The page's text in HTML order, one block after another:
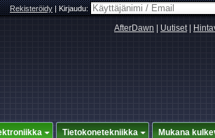
Rekisteröidy|Kirjaudu:
AfterDawn Uutiset|
Tietokonetekniikka Mukana